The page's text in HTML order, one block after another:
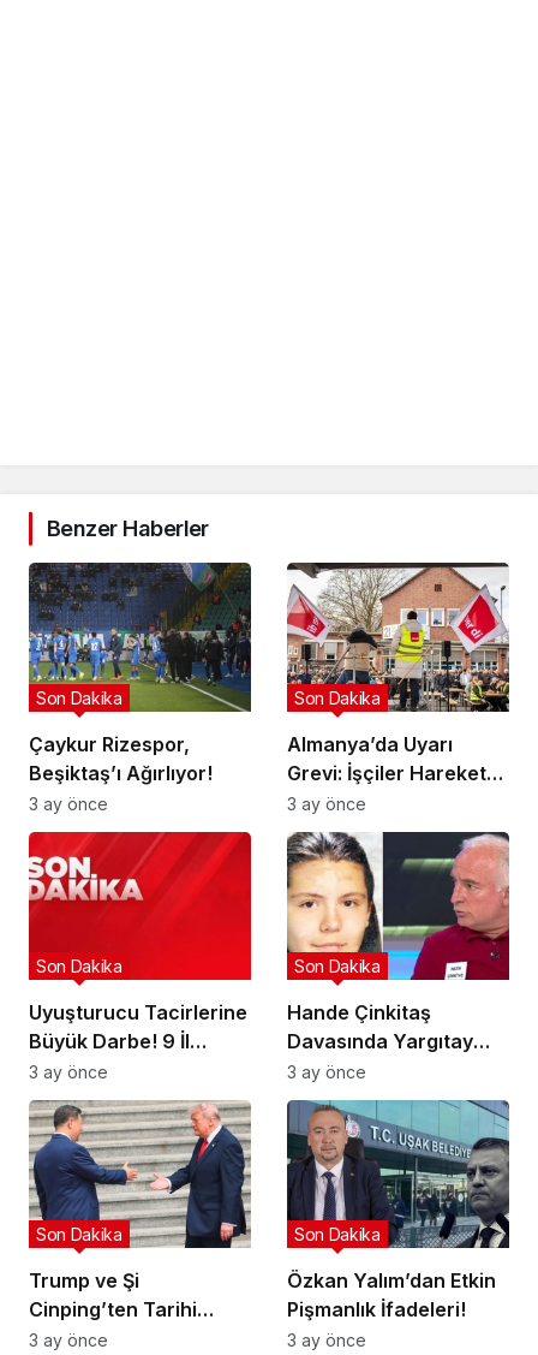
Benzer Haberler
Çaykur Rizespor,
Beşiktaş’ı Ağırlıyor!
Son Dakika
3 ay önce
Almanya’da Uyarı
Grevi: İşçiler Harekete
Geçti!
Son Dakika
3 ay önce
Uyuşturucu Tacirlerine
Büyük Darbe! 9 İl
Hedefte!
Son Dakika
3 ay önce
Hande Çinkitaş
Davasında Yargıtay
Kararı!
Son Dakika
3 ay önce
Trump ve Şi
Cinping’ten Tarihi
Ortaklık Mesajı
Son Dakika
3 ay önce
Özkan Yalım’dan Etkin
Pişmanlık İfadeleri!
Son Dakika
3 ay önce